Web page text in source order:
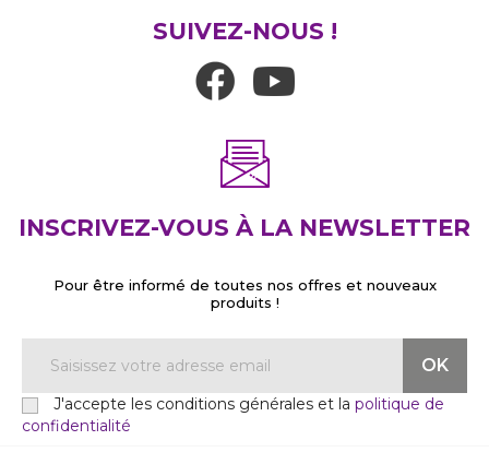
SUIVEZ-NOUS !
INSCRIVEZ-VOUS À LA NEWSLETTER
Pour être informé de toutes nos offres et nouveaux
produits !
J'accepte les conditions générales et la politique de
confidentialité